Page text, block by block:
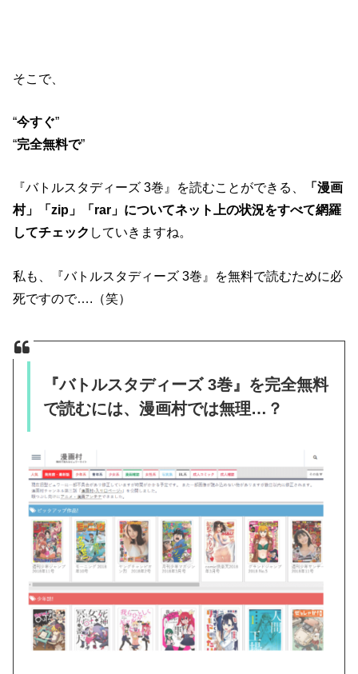
そこで、
“今すぐ”
“完全無料で”
『バトルスタディーズ 3巻』を読むことができる、
「漫画
村」「zip」「rar」についてネット上の状況をすべて網羅
してチェック していきますね。
私も、『バトルスタディーズ 3巻』を無料で読むために必
死ですので….（笑）
『バトルスタディーズ 3巻』を完全無料
で読むには、漫画村では無理…？